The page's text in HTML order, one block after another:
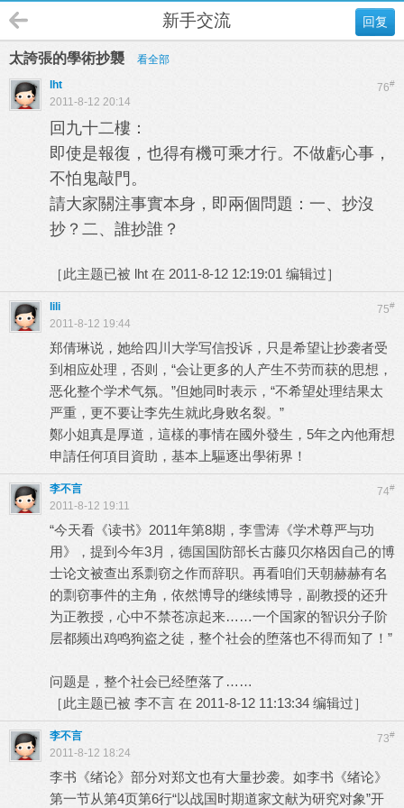
回复
新手交流
太誇張的學術抄襲 看全部
76#
lht
2011-8-12 20:14
回九十二樓：
即使是報復，也得有機可乘才行。不做虧心事，
不怕鬼敲門。
請大家關注事實本身，即兩個問題：一、抄沒
抄？二、誰抄誰？
［此主题已被 lht 在 2011-8-12 12:19:01 编辑过］
75#
lili
2011-8-12 19:44
郑倩琳说，她给四川大学写信投诉，只是希望让抄袭者受
到相应处理，否则，“会让更多的人产生不劳而获的思想，
恶化整个学术气氛。”但她同时表示，“不希望处理结果太
严重，更不要让李先生就此身败名裂。”
鄭小姐真是厚道，這樣的事情在國外發生，5年之內他甭想
申請任何項目資助，基本上驅逐出學術界！
74#
李不言
2011-8-12 19:11
“今天看《读书》2011年第8期，李雪涛《学术尊严与功
用》，提到今年3月，德国国防部长古藤贝尔格因自己的博
士论文被查出系剽窃之作而辞职。再看咱们天朝赫赫有名
的剽窃事件的主角，依然博导的继续博导，副教授的还升
为正教授，心中不禁苍凉起来……一个国家的智识分子阶
层都频出鸡鸣狗盗之徒，整个社会的堕落也不得而知了！”
问题是，整个社会已经堕落了……
［此主题已被 李不言 在 2011-8-12 11:13:34 编辑过］
73#
李不言
2011-8-12 18:24
李书《绪论》部分对郑文也有大量抄袭。如李书《绪论》
第一节从第4页第6行“以战国时期道家文献为研究对象”开